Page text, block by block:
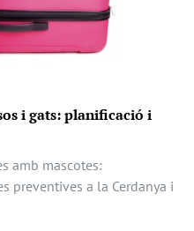
i gats: planificació i
amb mascotes:
preventives a la Cerdanya i